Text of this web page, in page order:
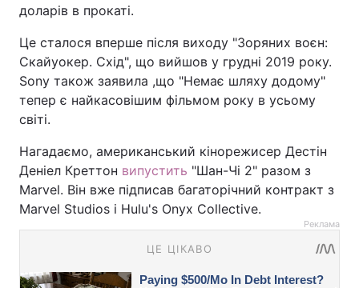
доларів в прокаті.
Це сталося вперше після виходу "Зоряних воєн:
Скайуокер. Схід", що вийшов у грудні 2019 року.
Sony також заявила ,що "Немає шляху додому"
тепер є найкасовішим фільмом року в усьому
світі.
Нагадаємо, американський кінорежисер Дестін
Деніел Креттон випустить "Шан-Чі 2" разом з
Marvel. Він вже підписав багаторічний контракт з
Marvel Studios і Hulu's Onyx Collective.
Реклама